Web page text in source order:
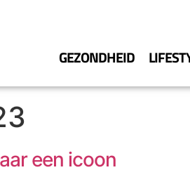
GEZONDHEID
een icoon